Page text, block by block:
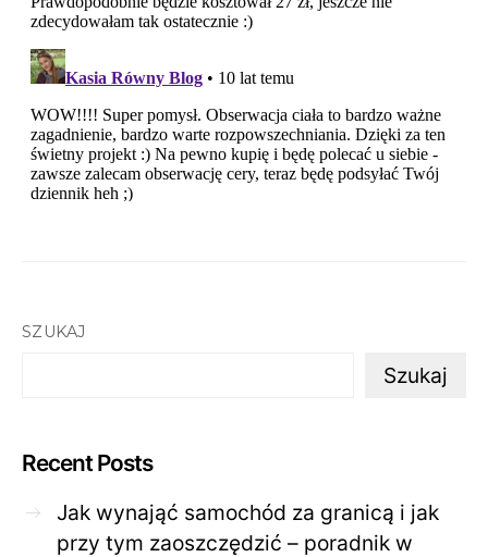
SZUKAJ
Szukaj
Recent Posts
Jak wynająć samochód za granicą i jak
przy tym zaoszczędzić – poradnik w